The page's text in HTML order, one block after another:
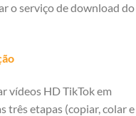
o serviço de download do
vídeos HD TikTok em
três etapas (copiar, colar e